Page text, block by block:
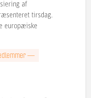
af
tirsdag.
europæiske
—